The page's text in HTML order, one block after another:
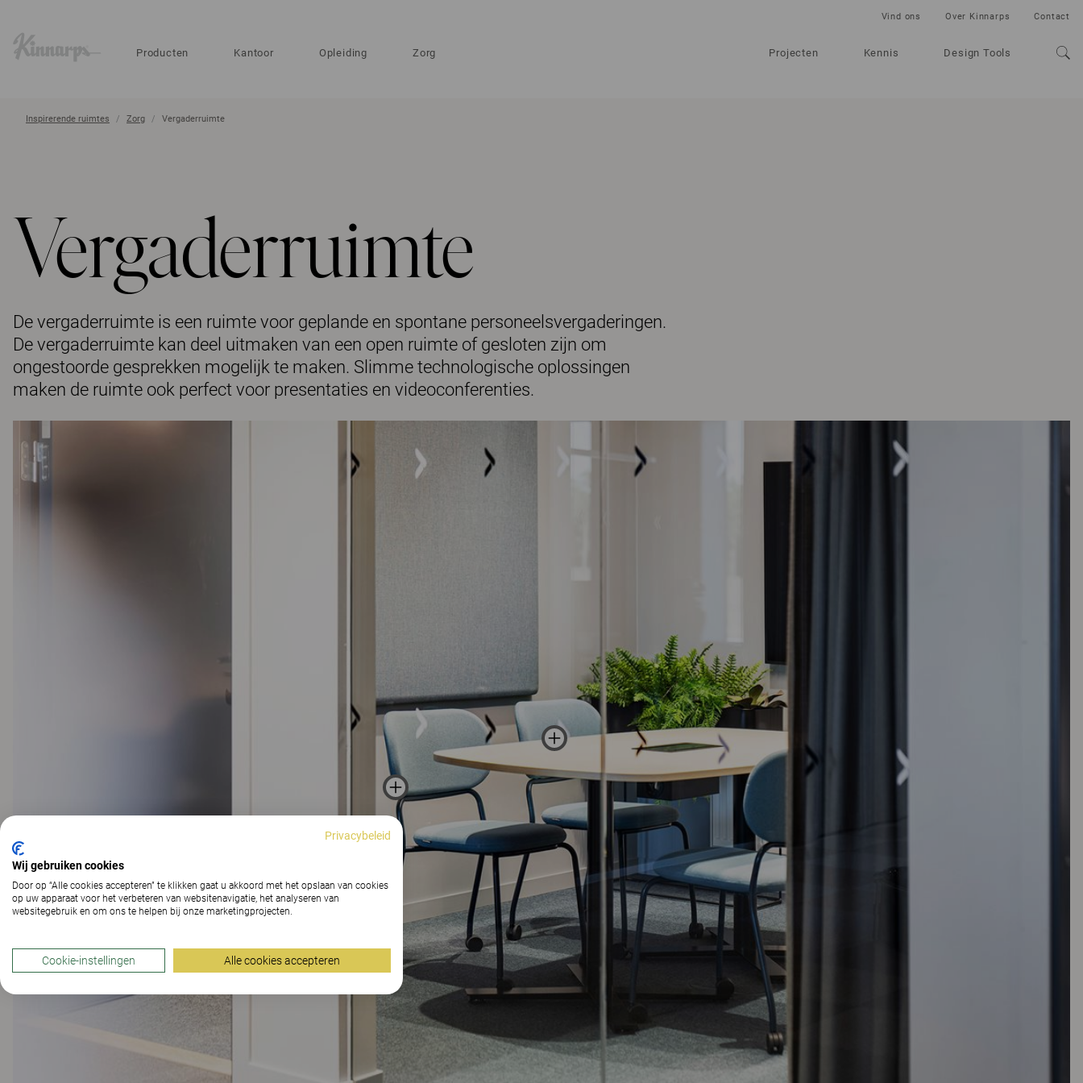
Producten Kantoor Opleiding Zorg Projecten Kennis Design Tools
Vind ons Over Kinnarps Contact
Inspirerende ruimtes Zorg Vergaderruimte
Vergaderruimte
De vergaderruimte is een ruimte voor geplande en spontane personeelsvergaderingen.
De vergaderruimte kan deel uitmaken van een open ruimte of gesloten zijn om
ongestoorde gesprekken mogelijk te maken. Slimme technologische oplossingen
maken de ruimte ook perfect voor presentaties en videoconferenties.
Privacybeleid
Wij gebruiken cookies
Door op “Alle cookies accepteren” te klikken gaat u akkoord met het opslaan van cookies
op uw apparaat voor het verbeteren van websitenavigatie, het analyseren van
websitegebruik en om ons te helpen bij onze marketingprojecten.
Cookie-instellingen Alle cookies accepteren